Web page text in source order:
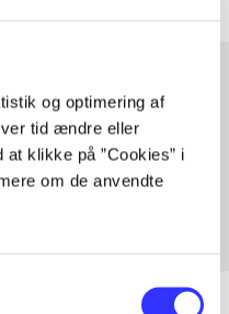
og optimering af
tid ændre eller
klikke på ”Cookies” i
om de anvendte